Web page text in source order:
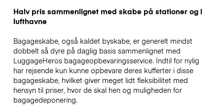
Halv pris sammenlignet med skabe på stationer og i
lufthavne
Bagageskabe, også kaldet byskabe, er generelt mindst
dobbelt så dyre på daglig basis sammenlignet med
LuggageHeros bagageopbevaringsservice. Indtil for nylig
har rejsende kun kunne opbevare deres kufferter i disse
bagageskabe, hvilket giver meget lidt fleksibilitet med
hensyn til priser, hvor de skal hen og muligheden for
bagagedeponering.